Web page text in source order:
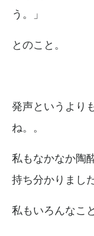
う。」
とのこと。
発声というより
ね。。
私もなかなか陶
持ち分かりまし
私もいろんなこ